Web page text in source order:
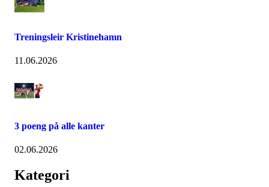
Treningsleir Kristinehamn
11.06.2026
3 poeng på alle kanter
02.06.2026
Kategori